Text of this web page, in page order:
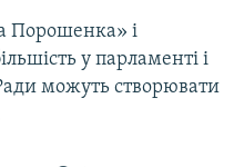
Порошенка» і
у парламенті і
можуть створювати